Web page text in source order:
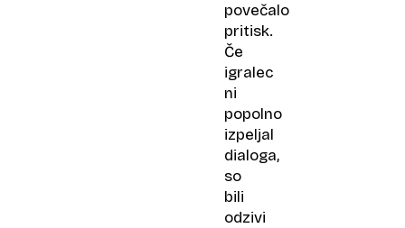
povečalo
pritisk.
Če
igralec
ni
popolno
izpeljal
dialoga,
so
bili
odzivi